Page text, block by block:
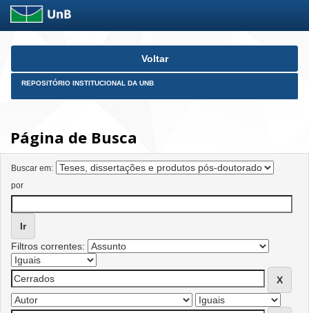
Skip
Voltar
REPOSITÓRIO INSTITUCIONAL DA UNB
Página de Busca
Buscar em:
por
Filtros correntes: